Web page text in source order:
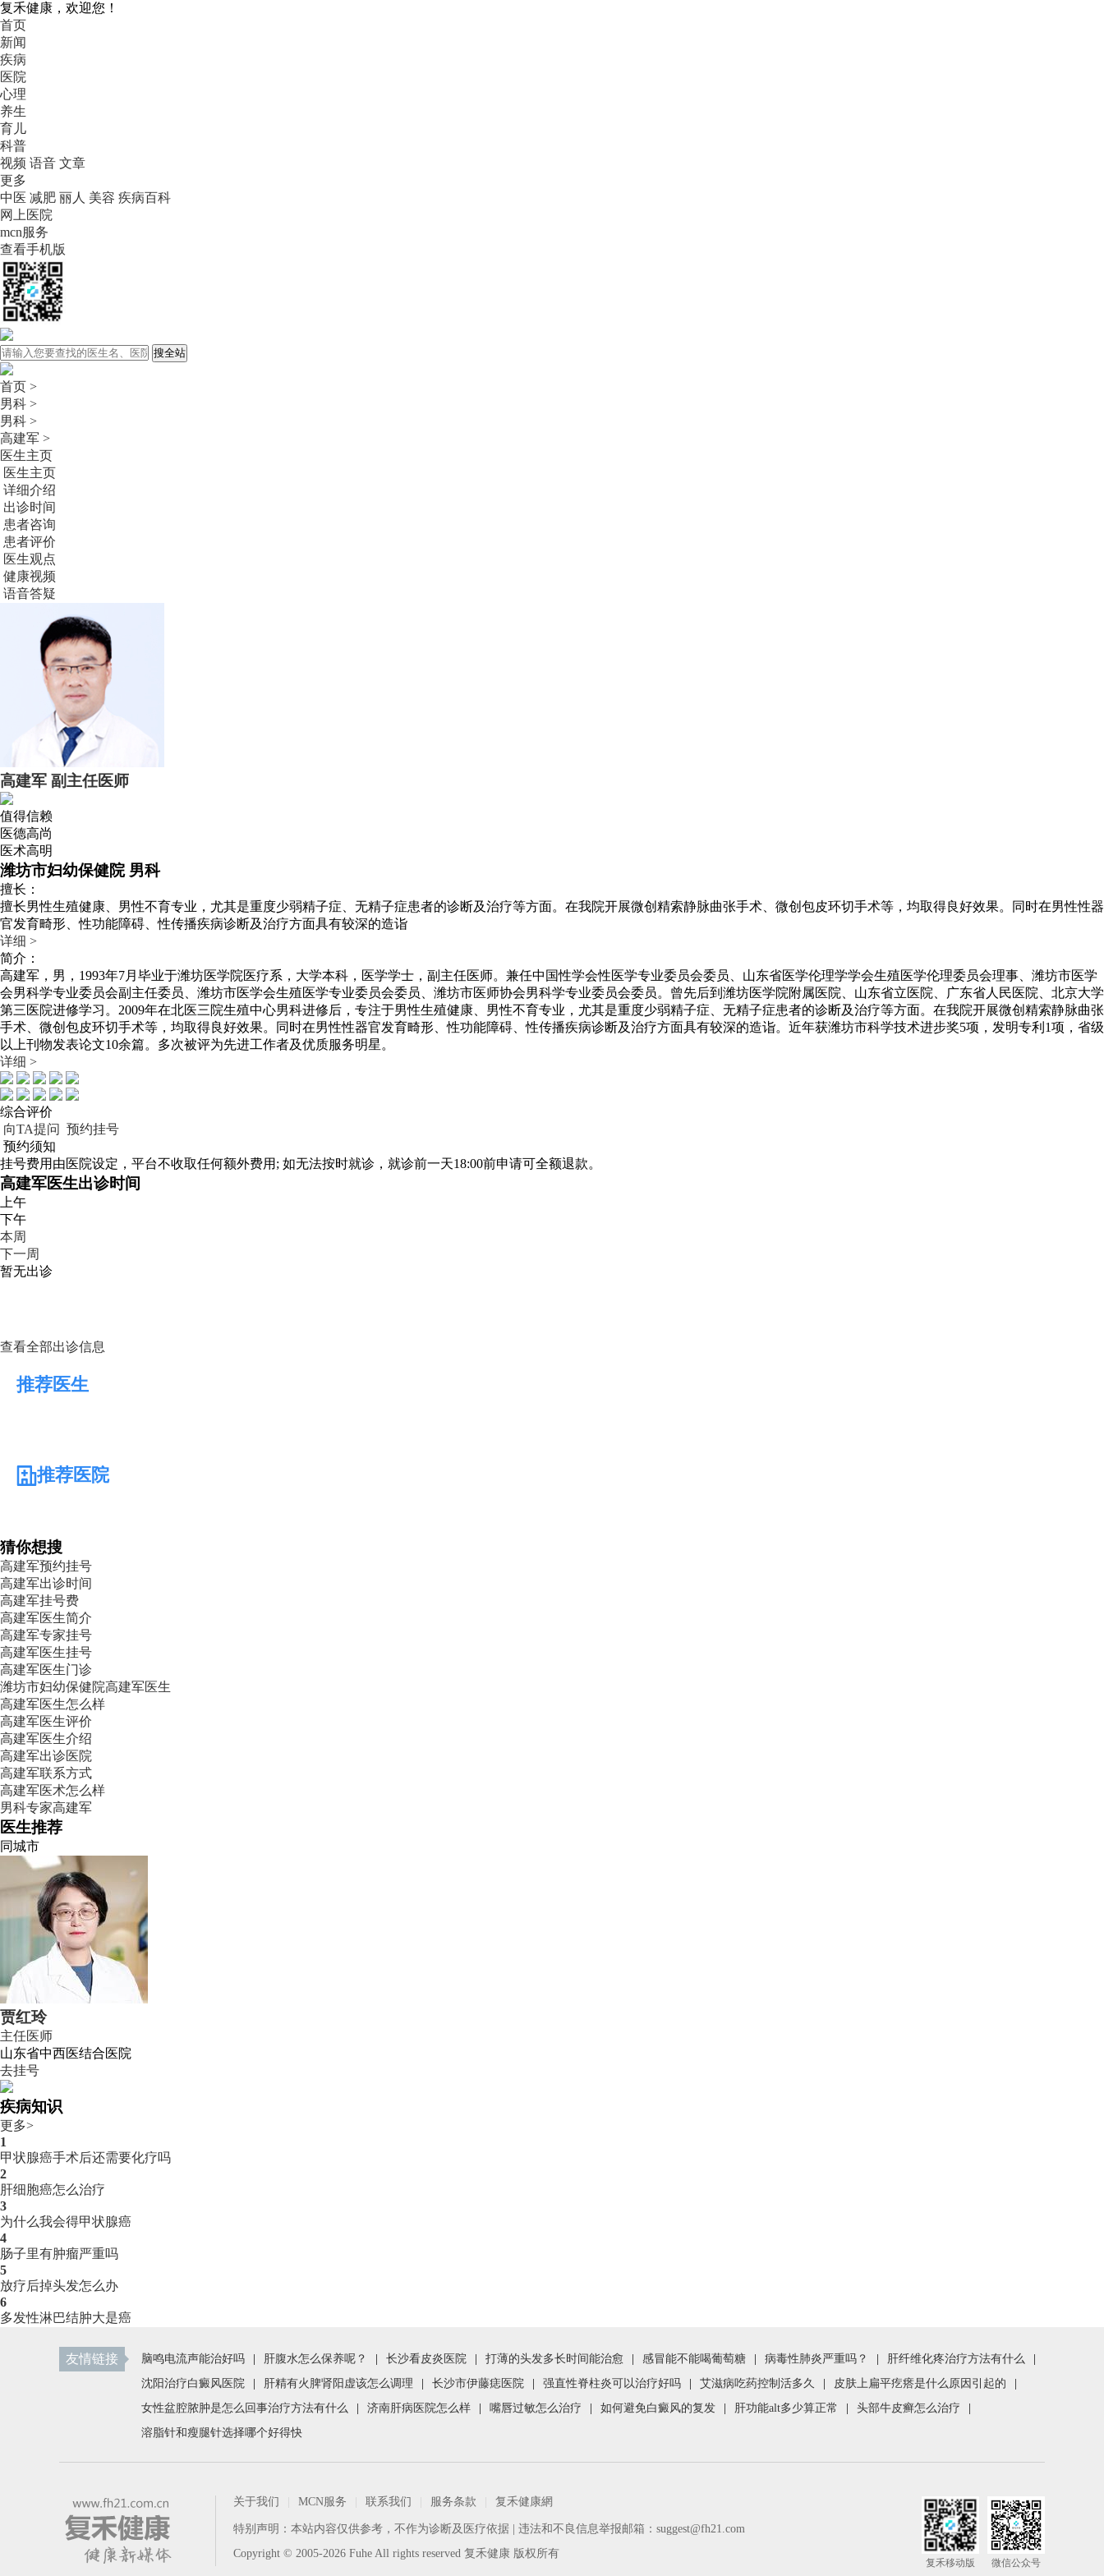
复禾健康，欢迎您！
首页
新闻
疾病
医院
心理
养生
育儿
科普
视频 语音 文章
更多
中医 减肥 丽人 美容 疾病百科
网上医院
mcn服务
查看手机版
搜全站
首页 >
男科 >
男科 >
高建军 >
医生主页
医生主页
详细介绍
出诊时间
患者咨询
患者评价
医生观点
健康视频
语音答疑
高建军 副主任医师
值得信赖
医德高尚
医术高明
潍坊市妇幼保健院 男科
擅长：
擅长男性生殖健康、男性不育专业，尤其是重度少弱精子症、无精子症患者的诊断及治疗等方面。在我院开展微创精索静脉曲张手术、微创包皮环切手术等，均取得良好效果。同时在男性性器
官发育畸形、性功能障碍、性传播疾病诊断及治疗方面具有较深的造诣
详细 >
简介：
高建军，男，1993年7月毕业于潍坊医学院医疗系，大学本科，医学学士，副主任医师。兼任中国性学会性医学专业委员会委员、山东省医学伦理学学会生殖医学伦理委员会理事、潍坊市医学
会男科学专业委员会副主任委员、潍坊市医学会生殖医学专业委员会委员、潍坊市医师协会男科学专业委员会委员。曾先后到潍坊医学院附属医院、山东省立医院、广东省人民医院、北京大学
第三医院进修学习。2009年在北医三院生殖中心男科进修后，专注于男性生殖健康、男性不育专业，尤其是重度少弱精子症、无精子症患者的诊断及治疗等方面。在我院开展微创精索静脉曲张
手术、微创包皮环切手术等，均取得良好效果。同时在男性性器官发育畸形、性功能障碍、性传播疾病诊断及治疗方面具有较深的造诣。近年获潍坊市科学技术进步奖5项，发明专利1项，省级
以上刊物发表论文10余篇。多次被评为先进工作者及优质服务明星。
详细 >
综合评价
向TA提问 预约挂号
预约须知
挂号费用由医院设定，平台不收取任何额外费用; 如无法按时就诊，就诊前一天18:00前申请可全额退款。
高建军医生出诊时间
上午
下午
本周
下一周
暂无出诊
查看全部出诊信息
推荐医生
推荐医院
猜你想搜
高建军预约挂号
高建军出诊时间
高建军挂号费
高建军医生简介
高建军专家挂号
高建军医生挂号
高建军医生门诊
潍坊市妇幼保健院高建军医生
高建军医生怎么样
高建军医生评价
高建军医生介绍
高建军出诊医院
高建军联系方式
高建军医术怎么样
男科专家高建军
医生推荐
同城市
贾红玲
主任医师
山东省中西医结合医院
去挂号
疾病知识
更多>
1
甲状腺癌手术后还需要化疗吗
2
肝细胞癌怎么治疗
3
为什么我会得甲状腺癌
4
肠子里有肿瘤严重吗
5
放疗后掉头发怎么办
6
多发性淋巴结肿大是癌
友情链接 脑鸣电流声能治好吗 肝腹水怎么保养呢？ 长沙看皮炎医院 打薄的头发多长时间能治愈 感冒能不能喝葡萄糖 病毒性肺炎严重吗？ 肝纤维化疼治疗方法有什么
沈阳治疗白癜风医院
肝精有火脾肾阳虚该怎么调理 长沙市伊藤痣医院 强直性脊柱炎可以治疗好吗 艾滋病吃药控制活多久 皮肤上扁平疙瘩是什么原因引起的
女性盆腔脓肿是怎么回事治疗方法有什么
济南肝病医院怎么样 嘴唇过敏怎么治疗 如何避免白癜风的复发 肝功能alt多少算正常 头部牛皮癣怎么治疗
溶脂针和瘦腿针选择哪个好得快
关于我们 MCN服务 联系我们 服务条款 复禾健康網
特别声明：本站内容仅供参考，不作为诊断及医疗依据 | 违法和不良信息举报邮箱： suggest@fh21.com
Copyright © 2005-2026 Fuhe All rights reserved 复禾健康 版权所有
复禾移动版 微信公众号